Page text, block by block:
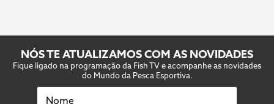
NÓS TE ATUALIZAMOS COM AS NOVIDADES
Fique ligado na programação da Fish TV e acompanhe as novidades
do Mundo da Pesca Esportiva.
Nome